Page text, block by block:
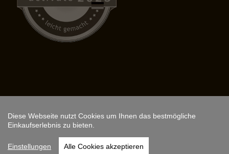
Copyright © 2026, ARS FANTASIO.
Instagram
Diese Webseite nutzt Cookies um Ihnen das bestmögliche
Einkaufserlebnis zu bieten.
Einstellungen Alle Cookies akzeptieren